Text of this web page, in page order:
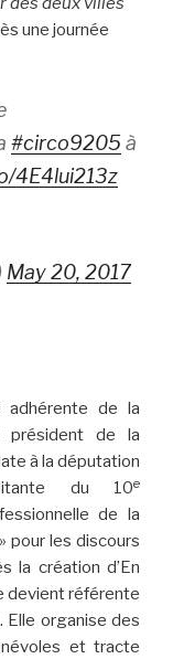
une journée
#circo9205à
4E4lui213z
May 20, 2017
de la
président de la
à la députation
du 10e
de la
pour les discours
la création d’En
devient référente
Elle organise des
et tracte